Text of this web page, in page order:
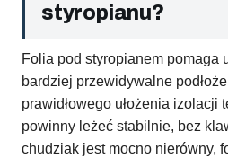
styropianu?
Folia pod styropianem pomaga
bardziej przewidywalne
prawidłowego ułożenia izolacji
powinny leżeć stabilnie, bez
chudziak jest mocno nierówny,